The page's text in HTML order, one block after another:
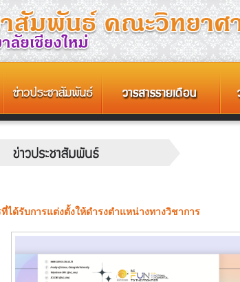
ด้รับการแต่งตั้งให้ดำรงตำแหน่างทางวิชาการ